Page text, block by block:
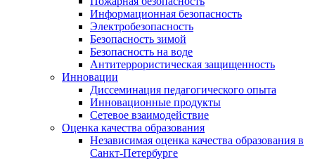
Информационная безопасность
Электробезопасность
Безопасность зимой
Безопасность на воде
Антитеррористическая защищенность
Инновации
Диссеминация педагогического опыта
Инновационные продукты
Сетевое взаимодействие
Оценка качества образования
Независимая оценка качества образования в
Санкт-Петербурге